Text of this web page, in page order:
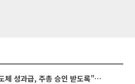
김정관 장관 “반도체 성과급, 주총 승인 받도록”…상법·자본시장법 개정 시사